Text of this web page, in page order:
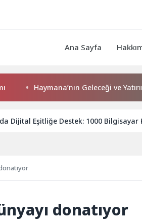
Ana Sayfa
Haymana’nın Geleceği ve Yatırım
Dijital Eşitliğe Destek: 1000 Bilgisayar
donatıyor